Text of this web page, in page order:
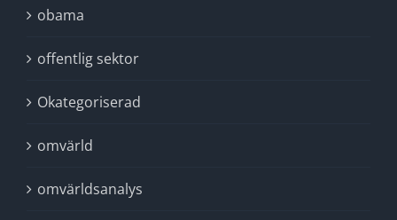
obama
offentlig sektor
Okategoriserad
omvärld
omvärldsanalys